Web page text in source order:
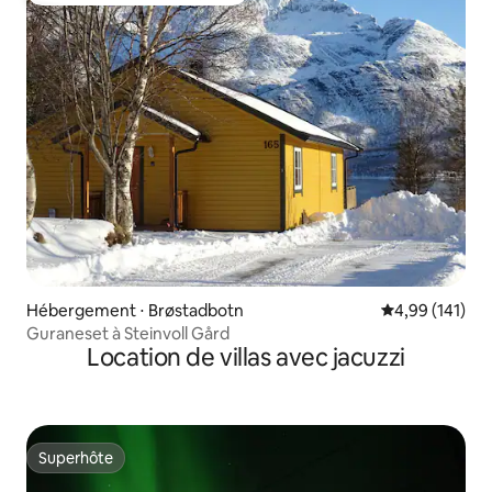
Hébergement ⋅ Brøstadbotn Évaluation
4,99 (141)
Guraneset à Steinvoll Gård
Location de villas avec jacuzzi
Superhôte
Superhôte